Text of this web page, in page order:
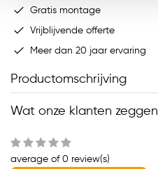
Gratis montage
Vrijblijvende offerte
Meer dan 20 jaar ervaring
Productomschrijving
Wat onze klanten zeggen
average of 0 review(s)